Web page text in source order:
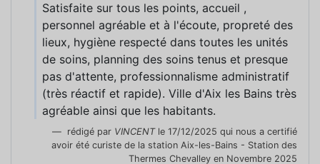
Satisfaite sur tous les points, accueil ,
personnel agréable et à l'écoute, propreté des
lieux, hygiène respecté dans toutes les unités
de soins, planning des soins tenus et presque
pas d'attente, professionnalisme administratif
(très réactif et rapide). Ville d'Aix les Bains très
agréable ainsi que les habitants.
rédigé par VINCENT le 17/12/2025 qui nous a certifié
avoir été curiste de la station Aix-les-Bains - Station des
Thermes Chevalley en Novembre 2025